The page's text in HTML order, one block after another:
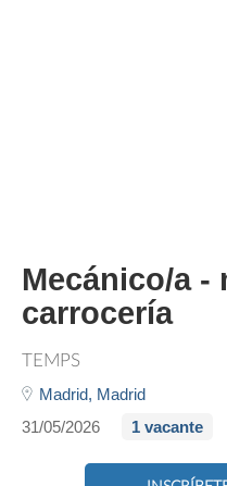
Mecánico/a -
carrocería
TEMPS
Madrid, Madrid
31/05/2026
1 vacante